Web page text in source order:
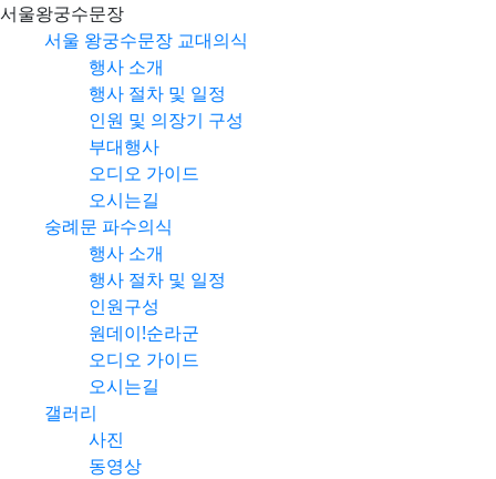
서울왕궁수문장
서울 왕궁수문장 교대의식
행사 소개
행사 절차 및 일정
인원 및 의장기 구성
부대행사
오디오 가이드
오시는길
숭례문 파수의식
행사 소개
행사 절차 및 일정
인원구성
원데이!순라군
오디오 가이드
오시는길
갤러리
사진
동영상